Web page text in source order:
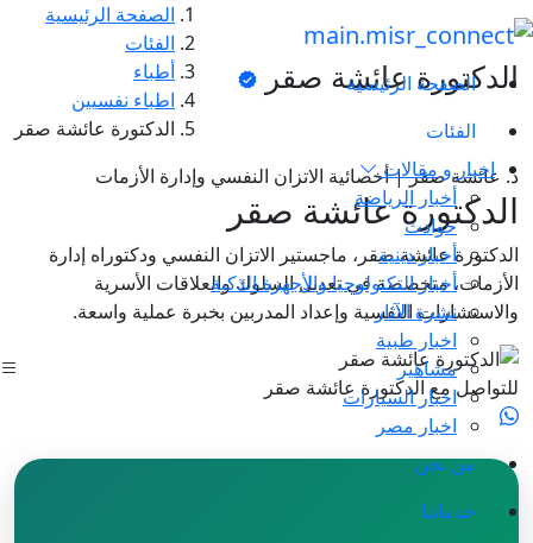
الصفحة الرئيسية
الفئات
اخبار و مقالات
أخبار الرياضة
حوادث
أخبار دينية
أخبار التكنولوجيا والأجهزة الذكية
نشرة الآثار
اخبار طبية
مشاهير
اخبار السيارات
اخبار مصر
من نحن
خدماتنا
الدكتورة عائشة صقر
الصفحة الرئيسية
الفئات
أطباء
اطباء نفسيين
الدكتورة عائشة صقر
د. عائشة صقر | أخصائية الاتزان النفسي وإدارة الأزمات
الدكتورة عائشة صقر
الدكتورة عائشة صقر، ماجستير الاتزان النفسي ودكتوراه إدارة
الأزمات، متخصصة في تعديل السلوك والعلاقات الأسرية
والاستشارات النفسية وإعداد المدربين بخبرة عملية واسعة.
للتواصل مع الدكتورة عائشة صقر